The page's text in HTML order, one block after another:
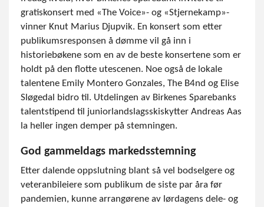
gratiskonsert med «The Voice»- og «Stjernekamp»-
vinner Knut Marius Djupvik. En konsert som etter
publikumsresponsen å dømme vil gå inn i
historiebøkene som en av de beste konsertene som er
holdt på den flotte utescenen. Noe også de lokale
talentene Emily Montero Gonzales, The B4nd og Elise
Sløgedal bidro til. Utdelingen av Birkenes Sparebanks
talentstipend til juniorlandslagsskiskytter Andreas Aas
la heller ingen demper på stemningen.
God gammeldags markedsstemning
Etter dalende oppslutning blant så vel bodselgere og
veteranbileiere som publikum de siste par åra før
pandemien, kunne arrangørene av lørdagens dele- og